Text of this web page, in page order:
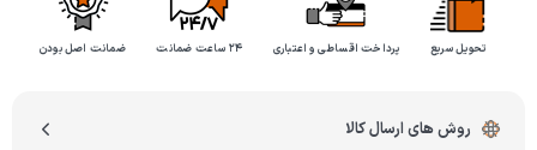
تحویل سریع پرداخت اقساطی و اعتباری ۲۴ ساعت ضمانت ضمانت اصل بودن
روش های ارسال کالا